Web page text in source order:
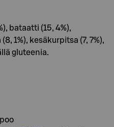
bataatti (15, 4%),
1%), kesäkurpitsa (7, 7%),
gluteenia.